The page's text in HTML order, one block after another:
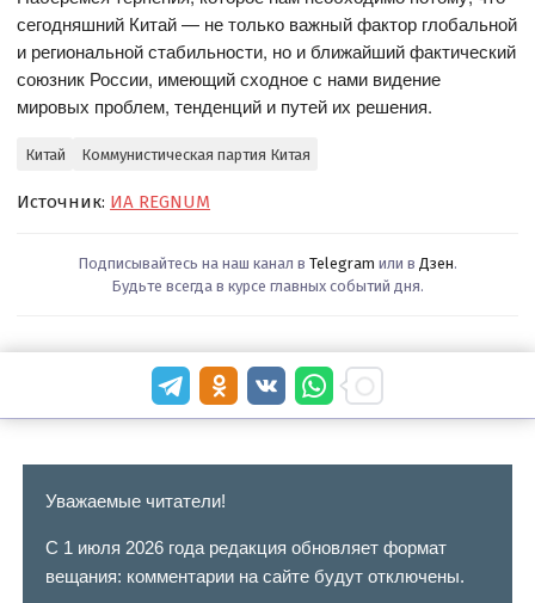
сегодняшний Китай — не только важный фактор глобальной
и региональной стабильности, но и ближайший фактический
союзник России, имеющий сходное с нами видение
мировых проблем, тенденций и путей их решения.
Китай Коммунистическая партия Китая
Источник: ИА REGNUM
Подписывайтесь на наш канал в Telegram или в Дзен.
Будьте всегда в курсе главных событий дня.
Уважаемые читатели!
С 1 июля 2026 года редакция обновляет формат
вещания: комментарии на сайте будут отключены.